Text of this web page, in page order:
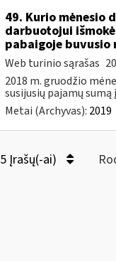
49. Kurio mėnesio
darbuotojui
pabaigoje buvusio
Web turinio sąrašas
2018 m. gruodžio
susijusių pajamų
Metai (Archyvas): 2019
5 Įrašų(-ai)